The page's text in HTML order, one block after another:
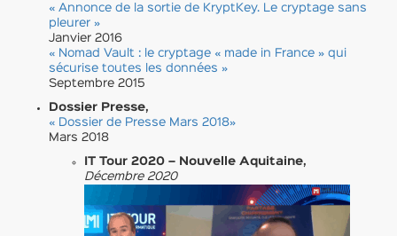
« Annonce de la sortie de KryptKey. Le cryptage sans
pleurer »
Janvier 2016
« Nomad Vault : le cryptage « made in France » qui
sécurise toutes les données »
Septembre 2015
Dossier Presse,
« Dossier de Presse Mars 2018»
Mars 2018
IT Tour 2020 – Nouvelle Aquitaine,
Décembre 2020